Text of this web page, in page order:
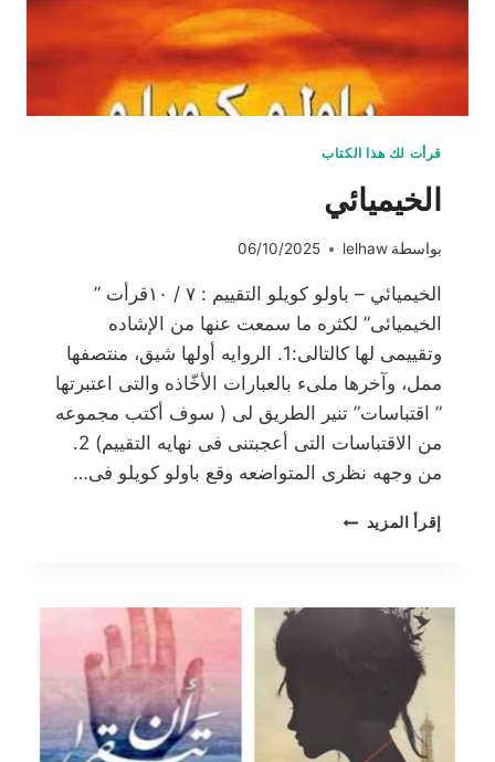
قرأت لك هذا الكتاب
الخيميائي
بواسطة lelhaw
06/10/2025
الخيميائي – باولو كويلو التقييم : ٧ / ١٠قرأت ”
الخيميائى” لكثره ما سمعت عنها من الإشاده
وتقييمى لها كالتالى:1. الروايه أولها شيق، منتصفها
ممل، وآخرها ملىء بالعبارات الأخّاذه والتى اعتبرتها
” اقتباسات” تنير الطريق لى ( سوف أكتب مجموعه
من الاقتباسات التى أعجبتنى فى نهايه التقييم) 2.
من وجهه نظرى المتواضعه وقع باولو كويلو فى…
إقرأ المزيد الخيميائي